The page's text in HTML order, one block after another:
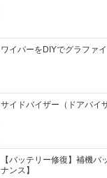
ワイパーをDIYでグラファ
サイドバイザー（ドアバイ
【バッテリー修復】補機バ
ナンス】